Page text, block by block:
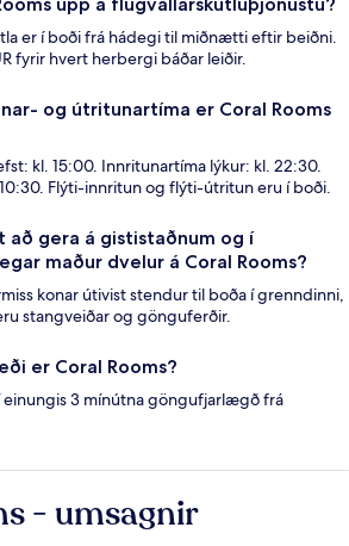
er í boði frá hádegi til miðnætti eftir beiðni.
fyrir hvert herbergi báðar leiðir.
og útritunartíma er Coral Rooms
kl. 15:00. Innritunartíma lýkur: kl. 22:30.
Flýti-innritun og flýti-útritun eru í boði.
að gera á gististaðnum og í
maður dvelur á Coral Rooms?
konar útivist stendur til boða í grenndinni,
stangveiðar og gönguferðir.
er Coral Rooms?
einungis 3 mínútna göngufjarlægð frá
- umsagnir